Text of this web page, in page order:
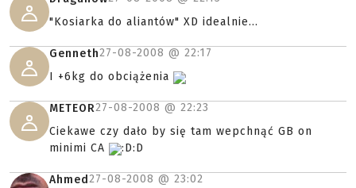
"Kosiarka do aliantów" XD idealnie...
Genneth27-08-2008 @ 22:17
I +6kg do obciążenia
METEOR27-08-2008 @ 22:23
Ciekawe czy dało by się tam wepchnąć GB on
minimi CA
:D:D
Ahmed27-08-2008 @ 23:02